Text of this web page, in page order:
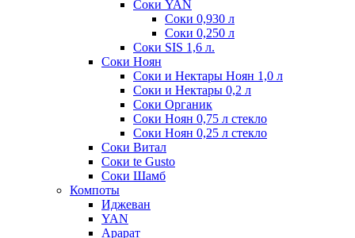
Соки YAN
Соки 0,930 л
Соки 0,250 л
Соки SIS 1,6 л.
Соки Ноян
Соки и Нектары Ноян 1,0 л
Соки и Нектары 0,2 л
Соки Органик
Соки Ноян 0,75 л стекло
Соки Ноян 0,25 л стекло
Соки Витал
Соки te Gusto
Соки Шамб
Компоты
Иджеван
YAN
Арарат